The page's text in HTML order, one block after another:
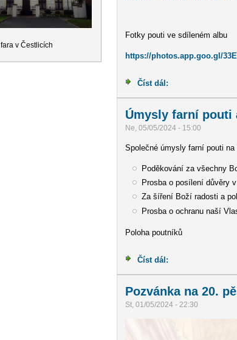
fara v Čestlicích
Fotky pouti ve sdíleném albu
https://photos.app.goo.gl/
Číst dál:
Úmysly farní pouti
Ne, 05/05/2024 - 15:00
Společné úmysly farní pouti na
Poděkování za všechny
Prosba o posílení důvěry
Za šíření Boží radosti a
Prosba o ochranu naší
Poloha poutníků
Číst dál:
Pozvánka na 20.
St, 01/05/2024 - 22:30